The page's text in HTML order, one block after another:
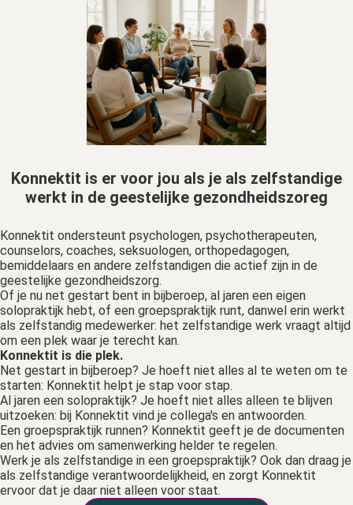
Konnektit is er voor jou als je als zelfstandige
werkt in de geestelijke gezondheidszoreg
Konnektit ondersteunt psychologen, psychotherapeuten,
counselors, coaches, seksuologen, orthopedagogen,
bemiddelaars en andere zelfstandigen die actief zijn in de
geestelijke gezondheidszorg.
Of je nu net gestart bent in bijberoep, al jaren een eigen
solopraktijk hebt, of een groepspraktijk runt, danwel erin werkt
als zelfstandig medewerker: het zelfstandige werk vraagt altijd
om een plek waar je terecht kan.
Konnektit is die plek.
Net gestart in bijberoep? Je hoeft niet alles al te weten om te
starten: Konnektit helpt je stap voor stap.
Al jaren een solopraktijk? Je hoeft niet alles alleen te blijven
uitzoeken: bij Konnektit vind je collega's en antwoorden.
Een groepspraktijk runnen? Konnektit geeft je de documenten
en het advies om samenwerking helder te regelen.
Werk je als zelfstandige in een groepspraktijk? Ook dan draag je
als zelfstandige verantwoordelijkheid, en zorgt Konnektit
ervoor dat je daar niet alleen voor staat.